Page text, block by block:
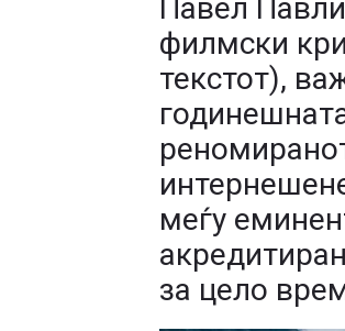
Павел
филмски
текстот),
меѓу
за цело